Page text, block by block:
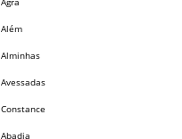
Além
Alminhas
Avessadas
Constance
Abadia